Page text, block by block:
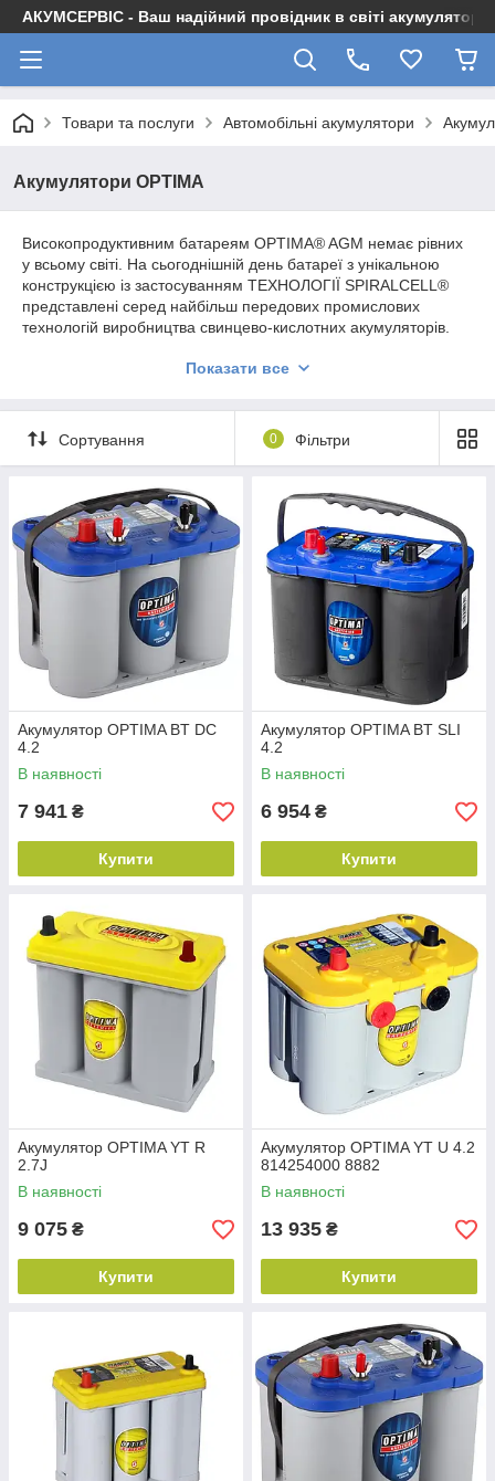
АКУМСЕРВІС - Ваш надійний провідник в світі акумуляторів
Товари та послуги Автомобільні акумулятори
Акумулятори OPTIMA
Високопродуктивним батареям OPTIMA® AGM немає рівних
у всьому світі. На сьогоднішній день батареї з унікальною
конструкцією із застосуванням ТЕХНОЛОГІЇ SPIRALCELL®
представлені серед найбільш передових промислових
технологій виробництва свинцево-кислотних акумуляторів.
енергію, яку не здатна надати більш жодна з представлених
батареями Оptima ви можете розраховувати на більш
тривалий термін їх служби, незалежно від того чи
використовуєте ви стартерні батареї або батареї Deep Cycle.
системи захисту від протікання наших батарей? Ну, що ж
вибір за вами! Придивіться до наших батарей і вирішите,
батарея якого кольору найбільше підходить для вашого
автомобіля.
Показати все
Сортування 0 Фільтри
Акумулятор OPTIMA BT DC
4.2
В наявності
7 941 ₴
Купити
Акумулятор OPTIMA BT SLI
4.2
В наявності
6 954 ₴
Купити
Акумулятор OPTIMA YT R
2.7J
В наявності
9 075 ₴
Купити
Акумулятор OPTIMA YT U 4.2
814254000 8882
В наявності
13 935 ₴
Купити